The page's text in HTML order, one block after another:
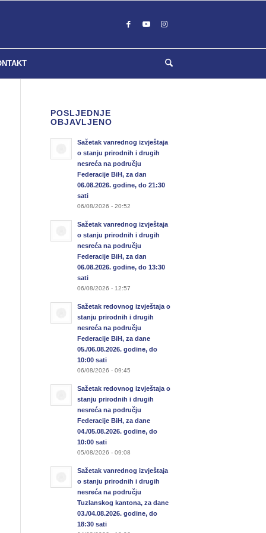
POSLJEDNJE
OBJAVLJENO
Sažetak vanrednog izvještaja
o stanju prirodnih i drugih
nesreća na području
Federacije BiH, za dan
06.08.2026. godine, do 21:30
sati
06/08/2026 - 20:52
Sažetak vanrednog izvještaja
o stanju prirodnih i drugih
nesreća na području
Federacije BiH, za dan
06.08.2026. godine, do 13:30
sati
06/08/2026 - 12:57
Sažetak redovnog izvještaja o
stanju prirodnih i drugih
nesreća na području
Federacije BiH, za dane
05./06.08.2026. godine, do
10:00 sati
06/08/2026 - 09:45
Sažetak redovnog izvještaja o
stanju prirodnih i drugih
nesreća na području
Federacije BiH, za dane
04./05.08.2026. godine, do
10:00 sati
05/08/2026 - 09:08
Sažetak vanrednog izvještaja
o stanju prirodnih i drugih
nesreća na području
Tuzlanskog kantona, za dane
03./04.08.2026. godine, do
18:30 sati